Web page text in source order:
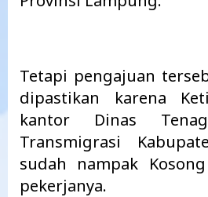
Tetapi pengajuan
dipastikan karena
kantor Dinas
Transmigrasi
sudah nampak
pekerjanya.